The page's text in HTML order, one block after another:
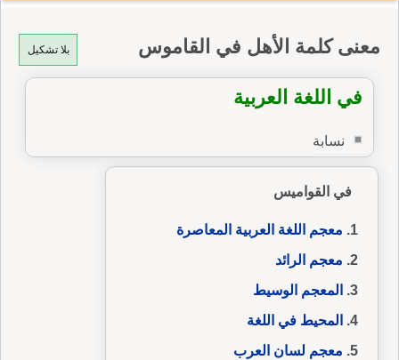
بلا تشكيل معنى كلمة الأهل في القاموس
في اللغة العربية
نسابة
في القواميس
معجم اللغة العربية المعاصرة
معجم الرائد
المعجم الوسيط
المحيط في اللغة
معجم لسان العرب